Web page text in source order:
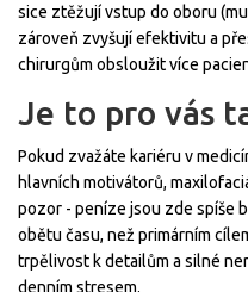
sice ztěžují vstup do oboru
zároveň zvyšují efektivitu a
chirurgům obsloužit více
Je to pro vás
Pokud zvažáte kariéru v
hlavních motivátorů,
pozor - peníze jsou zde spíše
obětu času, než primárním
trpělivost k detailům a silné
denním stresem.